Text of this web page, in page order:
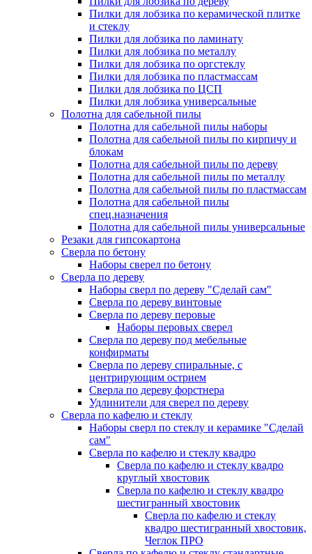
Пилки для лобзика по керамической плитке
и стеклу
Пилки для лобзика по ламинату
Пилки для лобзика по металлу
Пилки для лобзика по оргстеклу
Пилки для лобзика по пластмассам
Пилки для лобзика по ЦСП
Пилки для лобзика универсальные
Полотна для сабельной пилы
Полотна для сабельной пилы наборы
Полотна для сабельной пилы по кирпичу и
блокам
Полотна для сабельной пилы по дереву
Полотна для сабельной пилы по металлу
Полотна для сабельной пилы по пластмассам
Полотна для сабельной пилы
спец.назначения
Полотна для сабельной пилы универсальные
Резаки для гипсокартона
Сверла по бетону
Наборы сверел по бетону
Сверла по дереву
Наборы сверл по дереву "Сделай сам"
Сверла по дереву винтовые
Сверла по дереву перовые
Наборы перовых сверел
Сверла по дереву под мебельные
конфирматы
Сверла по дереву спиральные, с
центрирующим острием
Сверла по дереву форстнера
Удлинители для сверел по дереву
Сверла по кафелю и стеклу
Наборы сверл по стеклу и керамике "Сделай
сам"
Сверла по кафелю и стеклу квадро
Сверла по кафелю и стеклу квадро
круглый хвостовик
Сверла по кафелю и стеклу квадро
шестигранный хвостовик
Сверла по кафелю и стеклу
квадро шестигранный хвостовик,
Чеглок ПРО